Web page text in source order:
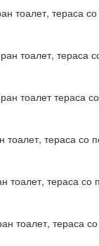
тоалет, тераса со
тоалет, тераса
тоалет тераса
тераса со
тераса со
тоалет, тераса